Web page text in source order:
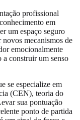
profissional
em
um espaço seguro
novos mecanismos de
emocionalmente
construir um senso
se especialize em
(CEN), teoria do
sua pontuação
ponto de partida